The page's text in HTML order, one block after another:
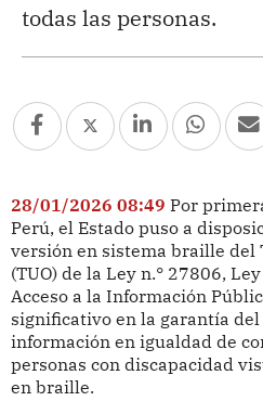
todas las personas.
28/01/2026 08:49 Por
Perú, el Estado puso a
versión en sistema braille del
(TUO) de la Ley n.° 27806,
Acceso a la Información
significativo en la garantía del
información en igualdad de
personas con discapacidad
en braille.